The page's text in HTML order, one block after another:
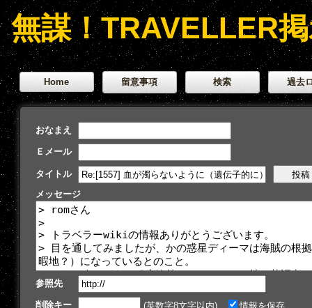
無謀！TRAVELLER
Home 留意事項 検索 過去
おなまえ
Ｅメール
タイトル
メッセージ
参照先
削除キー (英数字8文字以内)
情報を保存